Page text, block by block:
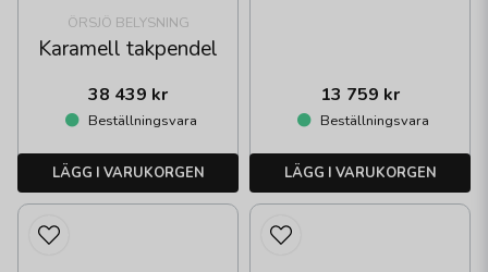
ÖRSJÖ BELYSNING
Karamell takpendel
38 439 kr
Beställningsvara
LÄGG I VARUKORGEN
13 759 kr
Beställningsvara
LÄGG I VARUKORGEN